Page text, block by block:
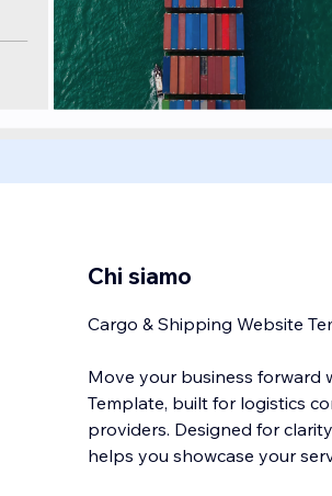
Chi siamo
Cargo & Shipping Website
Move your business forward
Template, built for logistics
providers. Designed for
helps you showcase your